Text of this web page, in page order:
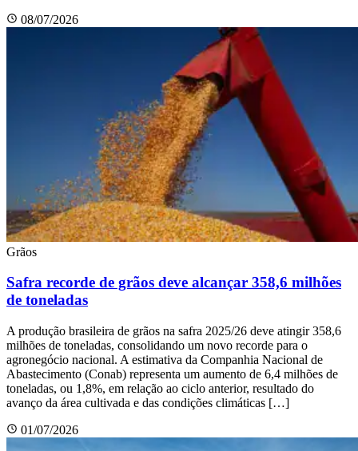
08/07/2026
Grãos
Safra recorde de grãos deve alcançar 358,6 milhões
de toneladas
A produção brasileira de grãos na safra 2025/26 deve atingir 358,6
milhões de toneladas, consolidando um novo recorde para o
agronegócio nacional. A estimativa da Companhia Nacional de
Abastecimento (Conab) representa um aumento de 6,4 milhões de
toneladas, ou 1,8%, em relação ao ciclo anterior, resultado do
avanço da área cultivada e das condições climáticas […]
01/07/2026